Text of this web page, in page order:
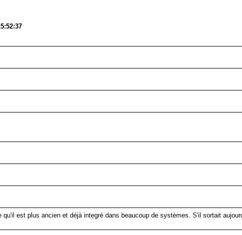
est plus ancien et déjà integré dans beaucoup de systèmes. S'il sortait